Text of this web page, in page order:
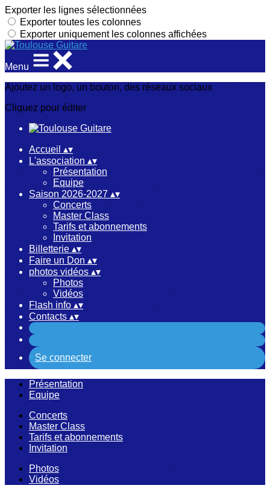
Exporter les lignes sélectionnées
Exporter toutes les colonnes
Exporter uniquement les colonnes affichées
Menu
Ajoutez un logo, un bouton, des réseaux sociaux
Cliquez pour éditer
Accueil ▴▾
L'association ▴▾
Présentation
Equipe
Saison 2026-2027 ▴▾
Concerts
Master Class
Tarifs et abonnements
Invitation
Billetterie ▴▾
Faire un Don ▴▾
photos vidéos ▴▾
Photos
Vidéos
Flash info ▴▾
Contacts ▴▾
Se connecter
Présentation
Equipe
Concerts
Master Class
Tarifs et abonnements
Invitation
Photos
Vidéos